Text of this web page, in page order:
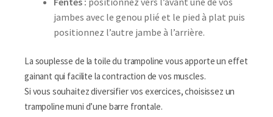
jambes avec le genou plié et le pied à plat puis
positionnez l’autre jambe à l’arrière.
La souplesse de la toile du trampoline vous apporte un effet
gainant qui facilite la contraction de vos muscles.
Si vous souhaitez diversifier vos exercices, choisissez un
trampoline muni d’une barre frontale.